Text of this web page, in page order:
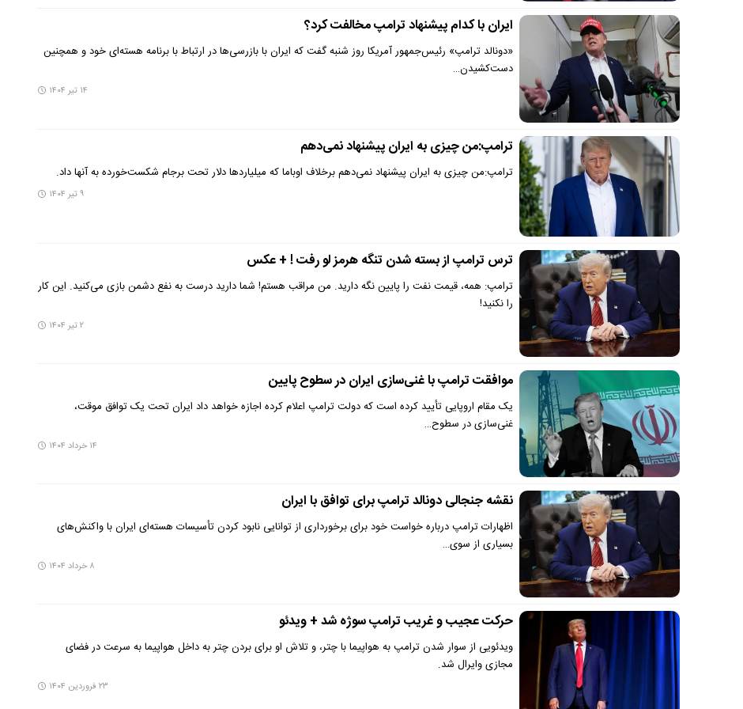
ایران با کدام پیشنهاد ترامپ مخالفت کرد؟
«دونالد ترامپ» رئیس‌جمهور آمریکا روز شنبه گفت که ایران با بازرسی‌ها در ارتباط با برنامه هسته‌ای خود و همچنین
دست‌کشیدن…
۱۴ تیر ۱۴۰۴
ترامپ:من چیزی به ایران پیشنهاد نمی‌دهم
ترامپ:من چیزی به ایران پیشنهاد نمی‌دهم برخلاف اوباما که میلیاردها دلار تحت برجام شکست‌خورده به آنها داد.
۹ تیر ۱۴۰۴
ترس ترامپ از بسته شدن تنگه هرمز لو رفت ! + عکس
ترامپ: همه، قیمت نفت را پایین نگه دارید. من مراقب هستم! شما دارید درست به نفع دشمن بازی می‌کنید. این کار
را نکنید!
۲ تیر ۱۴۰۴
موافقت ترامپ با غنی‌سازی ایران در سطوح پایین
یک مقام اروپایی تأیید کرده است که دولت ترامپ اعلام کرده اجازه خواهد داد ایران تحت یک توافق موقت،
غنی‌سازی در سطوح…
۱۴ خرداد ۱۴۰۴
نقشه جنجالی دونالد ترامپ برای توافق با ایران
اظهارات ترامپ درباره خواست خود برای برخورداری از توانایی نابود کردن تأسیسات هسته‌ای ایران با واکنش‌های
بسیاری از سوی…
۸ خرداد ۱۴۰۴
حرکت عجیب و غریب ترامپ سوژه شد + ویدئو
ویدئویی از سوار شدن ترامپ به هواپیما با چتر، و تلاش او برای بردن چتر به داخل هواپیما به سرعت در فضای
مجازی وایرال شد.
۲۳ فروردین ۱۴۰۴